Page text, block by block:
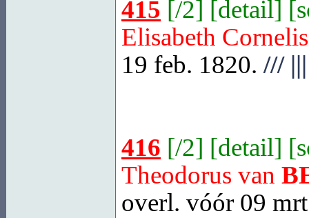
415 [/2] [detail] [
Elisabeth
19 feb. 1820. ///|||
416 [/2] [detail] [
Theodorus van
overl. vóór 09